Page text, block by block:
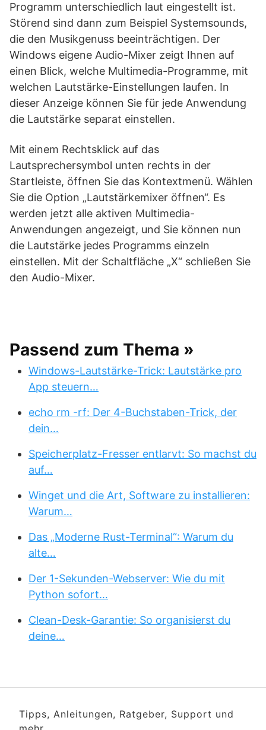
Programm unterschiedlich laut eingestellt ist.
Störend sind dann zum Beispiel Systemsounds,
die den Musikgenuss beeinträchtigen. Der
Windows eigene Audio-Mixer zeigt Ihnen auf
einen Blick, welche Multimedia-Programme, mit
welchen Lautstärke-Einstellungen laufen. In
dieser Anzeige können Sie für jede Anwendung
die Lautstärke separat einstellen.
Mit einem Rechtsklick auf das
Lautsprechersymbol unten rechts in der
Startleiste, öffnen Sie das Kontextmenü. Wählen
Sie die Option „Lautstärkemixer öffnen“. Es
werden jetzt alle aktiven Multimedia-
Anwendungen angezeigt, und Sie können nun
die Lautstärke jedes Programms einzeln
einstellen. Mit der Schaltfläche „X“ schließen Sie
den Audio-Mixer.
Passend zum Thema »
Windows-Lautstärke-Trick: Lautstärke pro
App steuern…
echo rm -rf: Der 4-Buchstaben-Trick, der
dein…
Speicherplatz-Fresser entlarvt: So machst du
auf…
Winget und die Art, Software zu installieren:
Warum…
Das „Moderne Rust-Terminal“: Warum du
alte…
Der 1-Sekunden-Webserver: Wie du mit
Python sofort…
Clean-Desk-Garantie: So organisierst du
deine…
Tipps, Anleitungen, Ratgeber, Support und